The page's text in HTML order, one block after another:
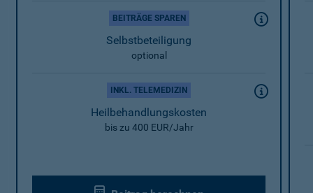
BEITRÄGE SPAREN
Selbstbeteiligung
optional
INKL. TELEMEDIZIN
Heilbehandlungskosten
bis zu 400 EUR/Jahr